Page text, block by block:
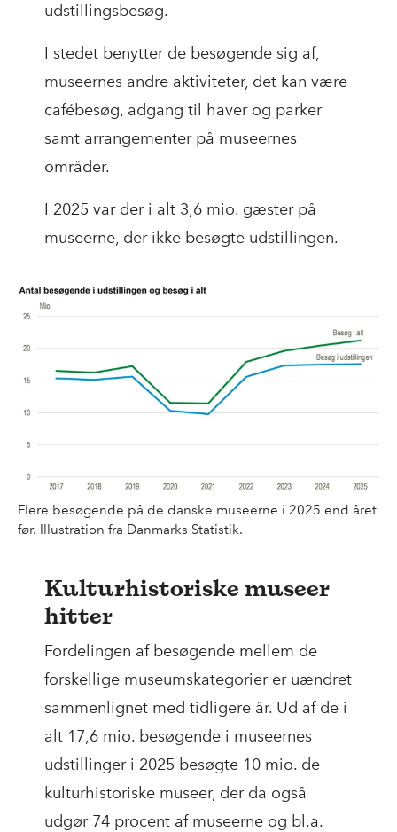
udstillingsbesøg.
I stedet benytter de besøgende sig af,
museernes andre aktiviteter, det kan være
cafébesøg, adgang til haver og parker
samt arrangementer på museernes
områder.
I 2025 var der i alt 3,6 mio. gæster på
museerne, der ikke besøgte udstillingen.
Flere besøgende på de danske museerne i 2025 end året
før. Illustration fra Danmarks Statistik.
Kulturhistoriske museer
hitter
Fordelingen af besøgende mellem de
forskellige museumskategorier er uændret
sammenlignet med tidligere år. Ud af de i
alt 17,6 mio. besøgende i museernes
udstillinger i 2025 besøgte 10 mio. de
kulturhistoriske museer, der da også
udgør 74 procent af museerne og bl.a.